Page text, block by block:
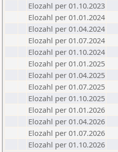
Elozahl per 01.10.2023
Elozahl per 01.01.2024
Elozahl per 01.04.2024
Elozahl per 01.07.2024
Elozahl per 01.10.2024
Elozahl per 01.01.2025
Elozahl per 01.04.2025
Elozahl per 01.07.2025
Elozahl per 01.10.2025
Elozahl per 01.01.2026
Elozahl per 01.04.2026
Elozahl per 01.07.2026
Elozahl per 01.10.2026